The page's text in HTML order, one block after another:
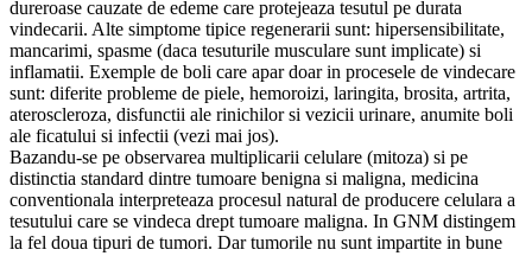
dureroase cauzate de edeme care protejeaza tesutul pe durata
vindecarii. Alte simptome tipice regenerarii sunt: hipersensibilitate,
mancarimi, spasme (daca tesuturile musculare sunt implicate) si
inflamatii. Exemple de boli care apar doar in procesele de vindecare
sunt: diferite probleme de piele, hemoroizi, laringita, brosita, artrita,
ateroscleroza, disfunctii ale rinichilor si vezicii urinare, anumite boli
ale ficatului si infectii (vezi mai jos).
Bazandu-se pe observarea multiplicarii celulare (mitoza) si pe
distinctia standard dintre tumoare benigna si maligna, medicina
conventionala interpreteaza procesul natural de producere celulara a
tesutului care se vindeca drept tumoare maligna. In GNM distingem
la fel doua tipuri de tumori. Dar tumorile nu sunt impartite in bune